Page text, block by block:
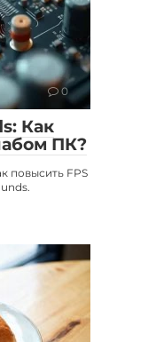
0
Как
ПК?
повысить FPS